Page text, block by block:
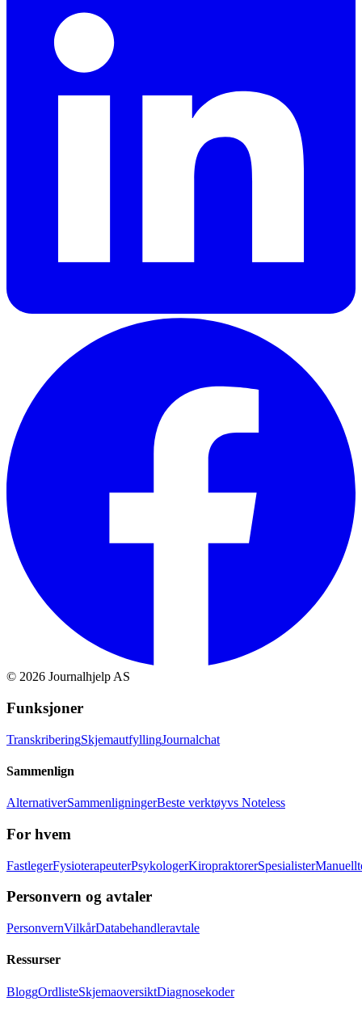
© 2026 Journalhjelp AS
Funksjoner
TranskriberingSkjemautfyllingJournalchat
Sammenlign
AlternativerSammenligningerBeste verktøyvs Noteless
For hvem
FastlegerFysioterapeuterPsykologerKiropraktorerSpesialister
Personvern og avtaler
PersonvernVilkårDatabehandleravtale
Ressurser
BloggOrdlisteSkjemaoversiktDiagnosekoder